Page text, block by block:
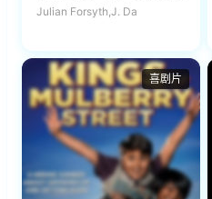
Julian Forsyth,J. Da
喜剧片